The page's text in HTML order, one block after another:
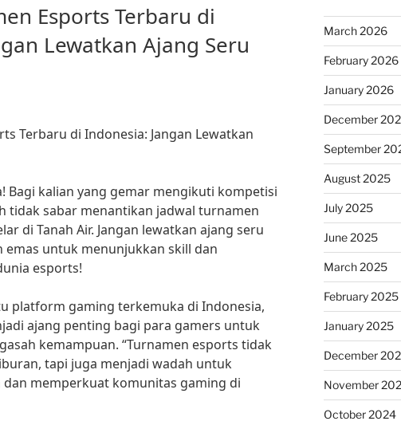
Esports Terbaru di
Lewatkan Ajang Seru
Terbaru di Indonesia: Jangan Lewatkan
Bagi kalian yang gemar mengikuti kompetisi
tidak sabar menantikan jadwal turnamen
di Tanah Air. Jangan lewatkan ajang seru
emas untuk menunjukkan skill dan
esports!
platform gaming terkemuka di Indonesia,
ajang penting bagi para gamers untuk
kemampuan. “Turnamen esports tidak
tapi juga menjadi wadah untuk
memperkuat komunitas gaming di
March 2026
February 2026
January 2026
December
September
August 2025
July 2025
June 2025
March 2025
February 2025
January 2025
December
November
October 2024